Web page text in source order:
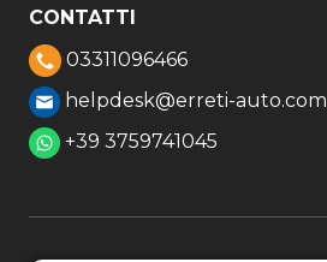
CONTATTI
03311096466
helpdesk@erreti-auto.com
+39 3759741045